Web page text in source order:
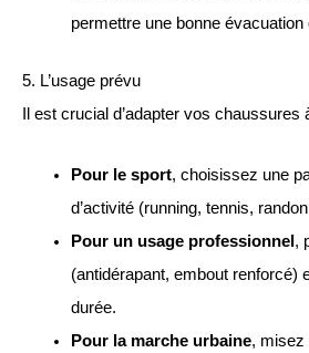
permettre une bonne évacuation
5. L’usage prévu
Il est crucial d’adapter vos chaussures
Pour le sport, choisissez une
d’activité (running, tennis,
Pour un usage professionnel ,
(antidérapant, embout renforcé)
durée.
Pour la marche urbaine, misez